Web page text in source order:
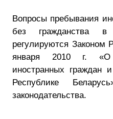
Вопросы пребывания
без гражданства в
регулируются Законом
января 2010 г. «О
иностранных граждан
Республике
законодательства.